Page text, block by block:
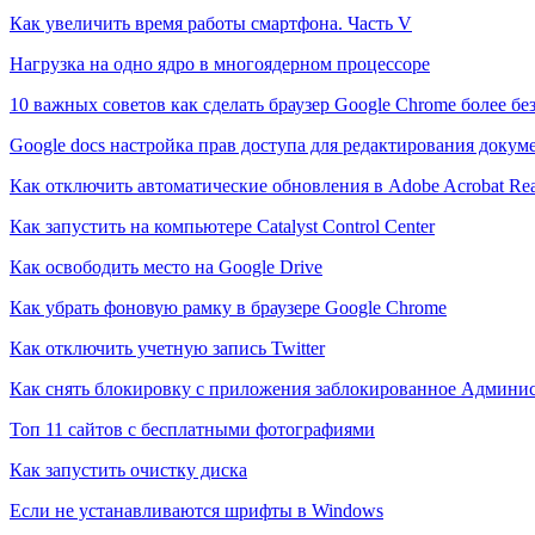
Как увеличить время работы смартфона. Часть V
Нагрузка на одно ядро в многоядерном процессоре
10 важных советов как сделать браузер Google Chrome более
Google docs настройка прав доступа для редактирования
Как отключить автоматические обновления в Adobe Acrobat
Как запустить на компьютере Catalyst Control Center
Как освободить место на Google Drive
Как убрать фоновую рамку в браузере Google Chrome
Как отключить учетную запись Twitter
Как снять блокировку с приложения заблокированное
Топ 11 сайтов с бесплатными фотографиями
Как запустить очистку диска
Если не устанавливаются шрифты в Windows